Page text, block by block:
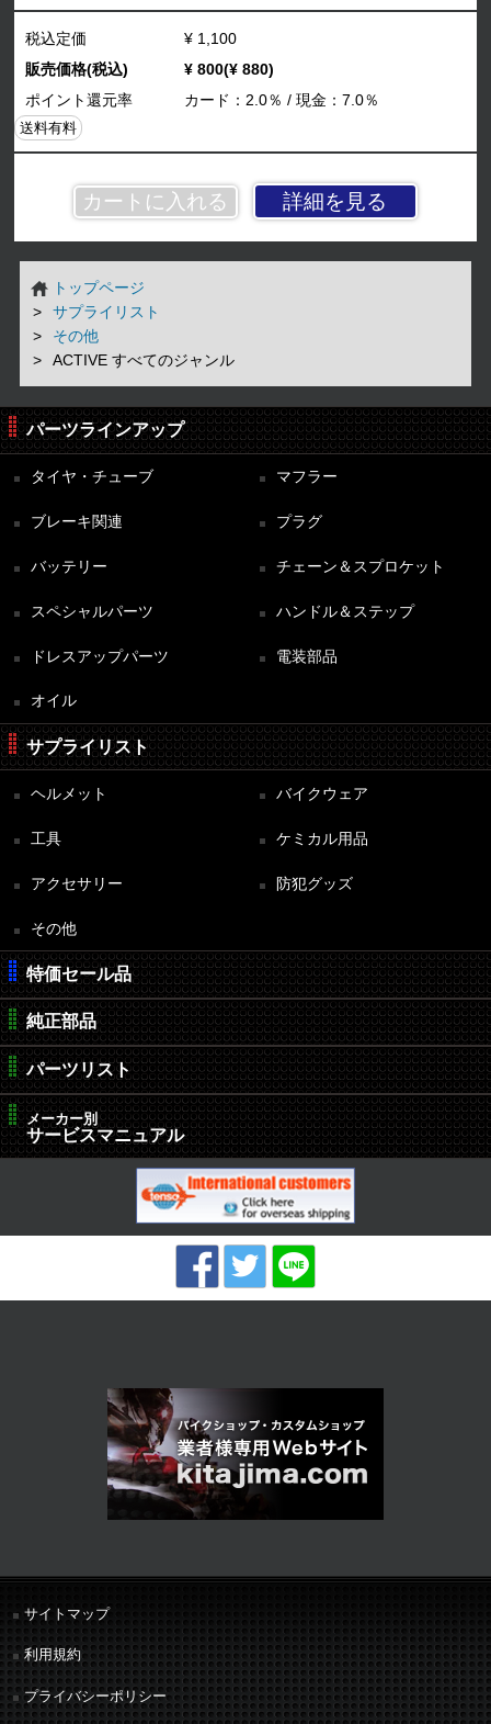
詳細を見る
税込定価
¥ 1,100
販売価格(税込)
¥ 800(¥ 880)
ポイント還元率
カード：2.0％ / 現金：7.0％
送料有料
トップページ
サプライリスト
その他
ACTIVE すべてのジャンル
パーツラインアップ
タイヤ・チューブ マフラー
ブレーキ関連 プラグ
バッテリー チェーン＆スプロケット
スペシャルパーツ ハンドル＆ステップ
ドレスアップパーツ 電装部品
オイル
サプライリスト
ヘルメット バイクウェア
工具 ケミカル用品
アクセサリー 防犯グッズ
その他
特価セール品
純正部品
パーツリスト
メーカー別
サービスマニュアル
サイトマップ
利用規約
プライバシーポリシー